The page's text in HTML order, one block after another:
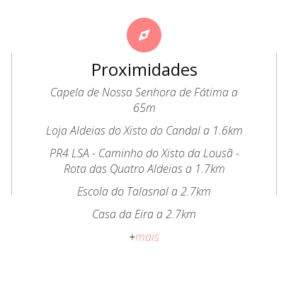
Proximidades
Capela de Nossa Senhora de Fátima a
65m
Loja Aldeias do Xisto do Candal a 1.6km
PR4 LSA - Caminho do Xisto da Lousã -
Rota das Quatro Aldeias a 1.7km
Escola do Talasnal a 2.7km
Casa da Eira a 2.7km
+mais